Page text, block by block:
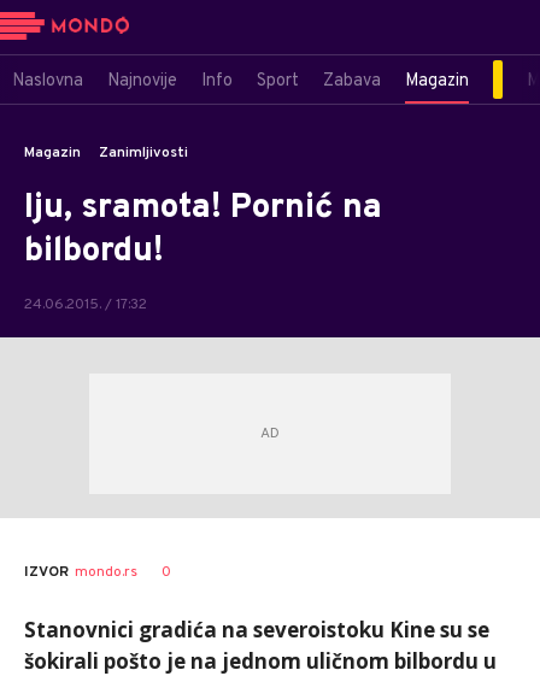
Naslovna Najnovije Info Sport Zabava Magazin
Magazin Zanimljivosti
Iju, sramota! Pornić na
bilbordu!
24.06.2015. / 17:32
IZVOR mondo.rs 0
Stanovnici gradića na severoistoku Kine su se
šokirali pošto je na jednom uličnom bilbordu u